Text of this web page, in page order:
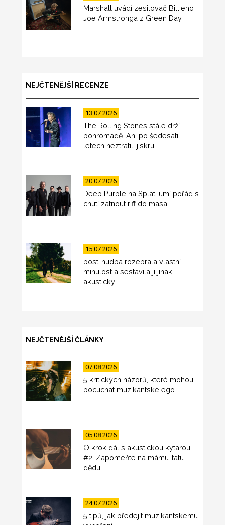
Marshall uvádí zesilovač Billieho
Joe Armstronga z Green Day
NEJČTENĚJŠÍ RECENZE
13.07.2026
The Rolling Stones stále drží
pohromadě. Ani po šedesáti
letech neztratili jiskru
20.07.2026
Deep Purple na Splat! umí pořád s
chutí zatnout riff do masa
15.07.2026
post-hudba rozebrala vlastní
minulost a sestavila ji jinak –
akusticky
NEJČTENĚJŠÍ ČLÁNKY
07.08.2026
5 kritických názorů, které mohou
pocuchat muzikantské ego
05.08.2026
O krok dál s akustickou kytarou
#2: Zapomeňte na mámu-tátu-
dědu
24.07.2026
5 tipů, jak předejít muzikantskému